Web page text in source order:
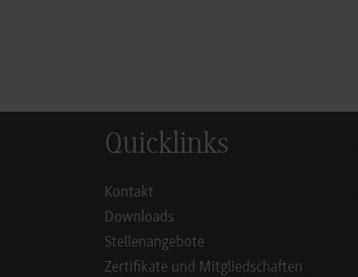
Quicklinks
Kontakt
Downloads
Stellenangebote
Zertifikate und Mitgliedschaften